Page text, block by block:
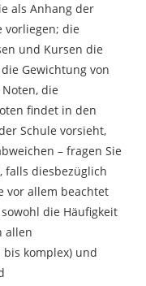
als Anhang der
vorliegen; die
und Kursen die
Gewichtung von
die
findet in den
Schule vorsieht,
– fragen Sie
falls diesbezüglich
vor allem beachtet
die Häufigkeit
allen
komplex) und